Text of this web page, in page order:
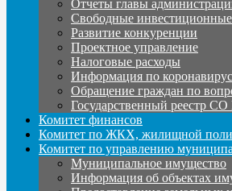
Отчеты главы
Свободные
Развитие конкуренции
Проектное управление
Налоговые расходы
Информация по
Обращение граждан по
Государственный реестр
Комитет финансов
Комитет по ЖКХ, жилищной
Комитет по управлению
Муниципальное имущество
Информация об объектах